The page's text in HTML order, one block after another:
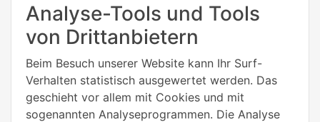
Analyse-Tools und Tools
von Drittanbietern
Beim Besuch unserer Website kann Ihr Surf-
Verhalten statistisch ausgewertet werden. Das
geschieht vor allem mit Cookies und mit
sogenannten Analyseprogrammen. Die Analyse